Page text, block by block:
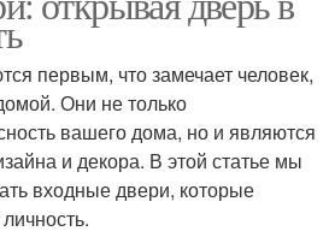
первым, что замечает человек,
Они не только
вашего дома, но и являются
и декора. В этой статье мы
входные двери, которые